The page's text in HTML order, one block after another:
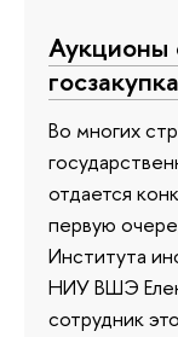
Во многих
отдается
первую
Института
НИУ ВШЭ
сотрудник